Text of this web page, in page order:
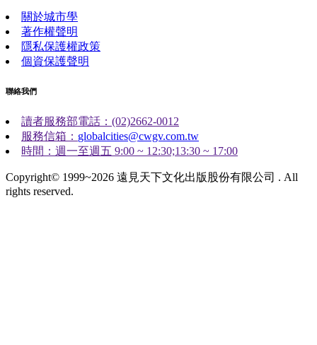
關於城市學
著作權聲明
隱私保護權政策
個資保護聲明
聯絡我們
讀者服務部電話：(02)2662-0012
服務信箱： globalcities@cwgv.com.tw
時間：週一至週五 9:00 ~ 12:30;13:30 ~ 17:00
Copyright© 1999~2026 遠見天下文化出版股份有限公司 . All
rights reserved.